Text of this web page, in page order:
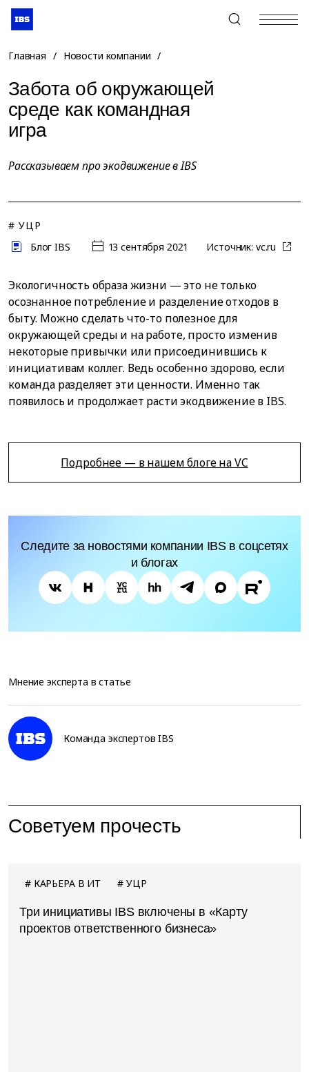
+7 (495) 967-80-80
Главная / Новости компании /
Забота об окружающей
среде как командная
игра
Рассказываем про экодвижение в IBS
# УЦР
Блог IBS
13 сентября 2021 Источник: vc.ru
Экологичность образа жизни — это не только
осознанное потребление и разделение отходов в
быту. Можно сделать что-то полезное для
окружающей среды и на работе, просто изменив
некоторые привычки или присоединившись к
инициативам коллег. Ведь особенно здорово, если
команда разделяет эти ценности. Именно так
появилось и продолжает расти экодвижение в IBS.
Подробнее — в нашем блоге на VC
Следите за новостями компании IBS в соцсетях
и блогах
Мнение эксперта в статье
Команда экспертов IBS
Советуем прочесть
КАРЬЕРА В ИТ УЦР
Три инициативы IBS включены в «Карту
проектов ответственного бизнеса»